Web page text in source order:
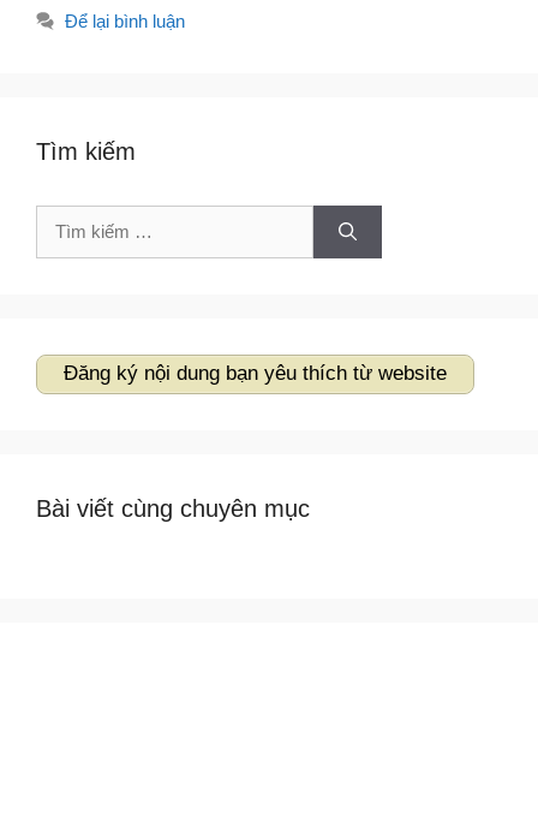
Để lại bình luận
Tìm kiếm
Tìm
Đăng ký nội dung bạn yêu thích từ website
Bài viết cùng chuyên mục